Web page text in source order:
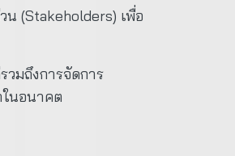
(Stakeholders) เพื่อ
มถึงการจัดการ
นอนาคต